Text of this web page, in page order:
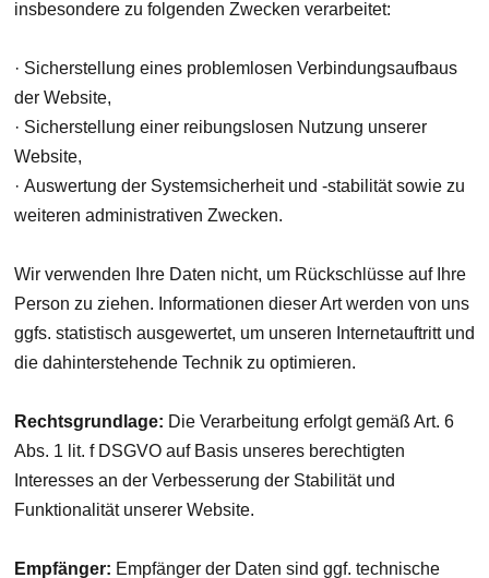
insbesondere zu folgenden Zwecken verarbeitet:
· Sicherstellung eines problemlosen Verbindungsaufbaus
der Website,
· Sicherstellung einer reibungslosen Nutzung unserer
Website,
· Auswertung der Systemsicherheit und -stabilität sowie zu
weiteren administrativen Zwecken.
Wir verwenden Ihre Daten nicht, um Rückschlüsse auf Ihre
Person zu ziehen. Informationen dieser Art werden von uns
ggfs. statistisch ausgewertet, um unseren Internetauftritt und
die dahinterstehende Technik zu optimieren.
Rechtsgrundlage: Die Verarbeitung erfolgt gemäß Art. 6
Abs. 1 lit. f DSGVO auf Basis unseres berechtigten
Interesses an der Verbesserung der Stabilität und
Funktionalität unserer Website.
Empfänger: Empfänger der Daten sind ggf. technische